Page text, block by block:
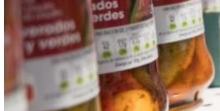
Fundación
A través de nuestra Fundación impulsamos
Compromisos